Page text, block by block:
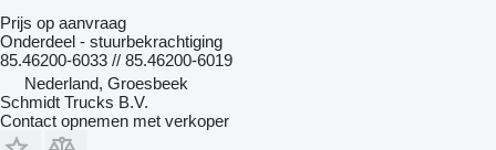
Prijs op aanvraag
Onderdeel - stuurbekrachtiging
85.46200-6033 // 85.46200-6019
Nederland, Groesbeek
Schmidt Trucks B.V.
Contact opnemen met verkoper